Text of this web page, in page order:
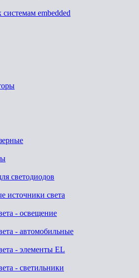
embedded
светодиодов
источники света
- освещение
- автомобильные
- элементы EL
- светильники